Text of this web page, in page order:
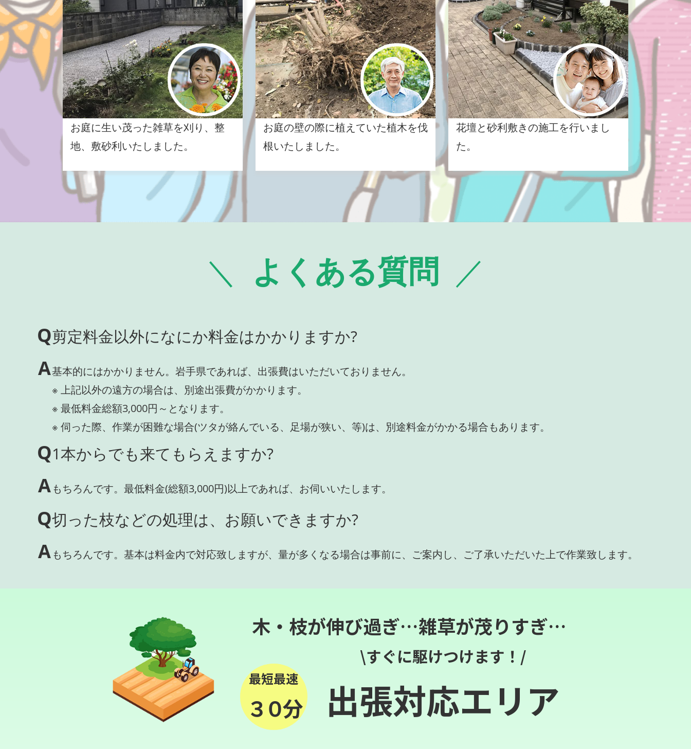
お庭に生い茂った雑草を刈り、整
地、敷砂利いたしました。
お庭の壁の際に植えていた植木を伐
根いたしました。
花壇と砂利敷きの施工を行いまし
た。
よくある質問
Q剪定料金以外になにか料金はかかりますか?
A基本的にはかかりません。岩手県であれば、出張費はいただいておりません。
※ 上記以外の遠方の場合は、別途出張費がかかります。
※ 最低料金総額3,000円～となります。
※ 伺った際、作業が困難な場合(ツタが絡んでいる、足場が狭い、等)は、別途料金がかかる場合もあります。
Q1本からでも来てもらえますか?
Aもちろんです。最低料金(総額3,000円)以上であれば、お伺いいたします。
Q切った枝などの処理は、お願いできますか?
Aもちろんです。基本は料金内で対応致しますが、量が多くなる場合は事前に、ご案内し、ご了承いただいた上で作業致します。
木・枝が伸び過ぎ…雑草が茂りすぎ…
最短最速
３０分
\すぐに駆けつけます！/
出張対応エリア